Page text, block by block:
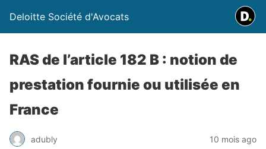
Deloitte Société d'Avocats
RAS de l’article 182 B : notion de
prestation fournie ou utilisée en
France
adubly 10 mois ago